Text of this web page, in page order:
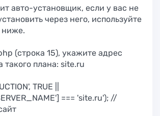
авто-установщик, если у вас не
через него, используйте
ниже.
(строка 15), укажите адрес
такого плана: site.ru
TRUE ||
=== 'site.ru'); //